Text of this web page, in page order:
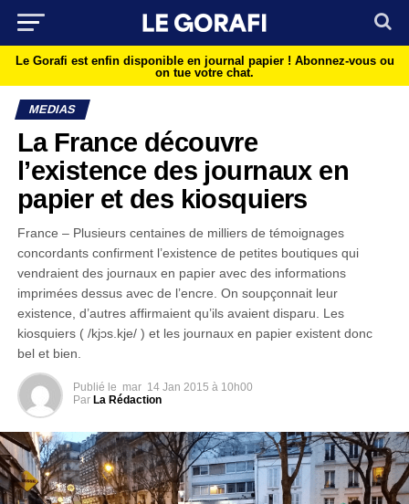
Le Gorafi est enfin disponible en journal papier ! Abonnez-vous ou
on tue votre chat.
MEDIAS
La France découvre
l’existence des journaux en
papier et des kiosquiers
France – Plusieurs centaines de milliers de témoignages
concordants confirment l’existence de petites boutiques qui
vendraient des journaux en papier avec des informations
imprimées dessus avec de l’encre. On soupçonnait leur
existence, d’autres affirmaient qu’ils avaient disparu. Les
kiosquiers ( /kjɔs.kje/ ) et les journaux en papier existent donc
bel et bien.
Publié le mar 14 Jan 2015 à 10h00
Par La Rédaction